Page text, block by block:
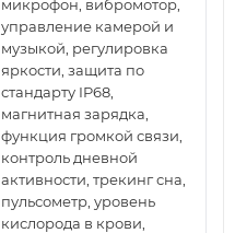
микрофон, вибромотор,
управление камерой и
музыкой, регулировка
яркости, защита по
стандарту IP68,
магнитная зарядка,
функция громкой связи,
контроль дневной
активности, трекинг сна,
пульсометр, уровень
кислорода в крови,